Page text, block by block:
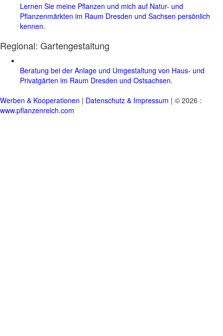
Lernen Sie meine Pflanzen und mich auf Natur- und
Pflanzenmärkten im Raum Dresden und Sachsen persönlich
kennen.
Regional: Gartengestaltung
Beratung bei der Anlage und Umgestaltung von Haus- und
Privatgärten im Raum Dresden und Ostsachsen.
Werben & Kooperationen | Datenschutz & Impressum | © 2026 :
www.pflanzenreich.com